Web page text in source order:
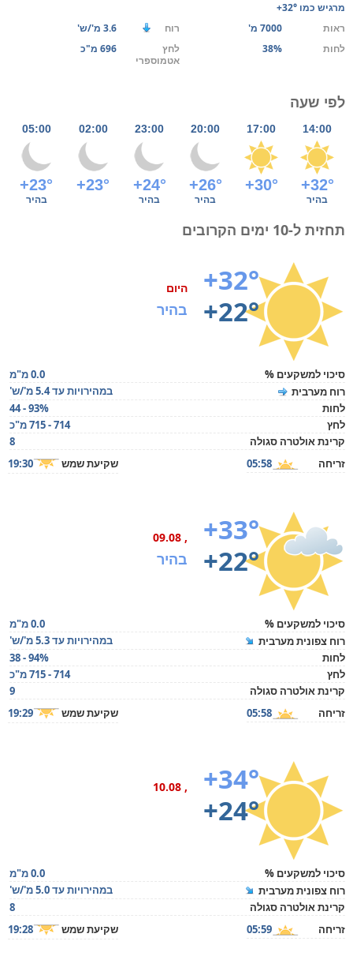
מרגיש כמו +32°
ראות
7000 מ' רוח
3.6 מ'/ש'
לחות
38%
לחץ
אטמוספרי
696 מ"כ
לפי שעה
14:00
17:00
20:00
23:00
02:00
05:00
+32°
+30°
+26°
+24°
+23°
+23°
בהיר בהיר בהיר בהיר
תחזית ל-10 ימים הקרובים
+32°
+22°
היום
בהיר
סיכוי למשקעים %
0.0 מ"מ
רוח מערבית
במהירויות עד 5.4 מ'/ש'
לחות
44 - 93%
לחץ
714 - 715 מ"כ
קרינת אולטרה סגולה
8
זריחה
05:58 שקיעת שמש 19:30
+33°
+22°
, 09.08
בהיר
סיכוי למשקעים %
0.0 מ"מ
רוח צפונית מערבית
במהירויות עד 5.3 מ'/ש'
לחות
38 - 94%
לחץ
714 - 715 מ"כ
קרינת אולטרה סגולה
9
זריחה
05:58 שקיעת שמש 19:29
+34°
+24°
, 10.08
סיכוי למשקעים %
0.0 מ"מ
רוח צפונית מערבית
במהירויות עד 5.0 מ'/ש'
קרינת אולטרה סגולה
8
זריחה
05:59 שקיעת שמש 19:28